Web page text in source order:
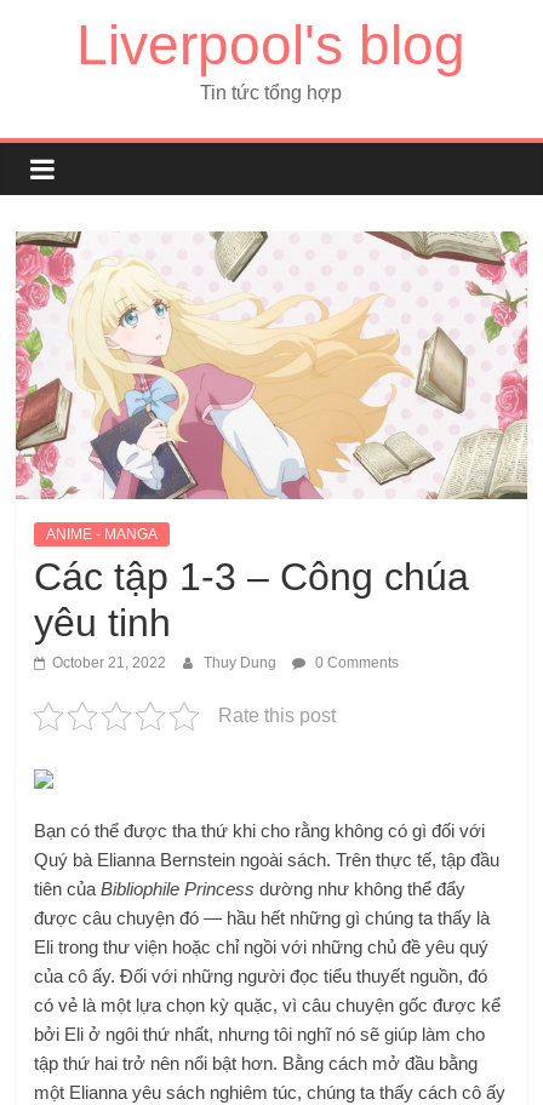
Liverpool's blog
Tin tức tổng hợp
ANIME - MANGA
Các tập 1-3 – Công chúa
yêu tinh
October 21, 2022 Thuy Dung 0 Comments
Rate this post
Bạn có thể được tha thứ khi cho rằng không có gì đối với
Quý bà Elianna Bernstein ngoài sách. Trên thực tế, tập đầu
tiên củaBibliophile Princess dường như không thể đẩy
được câu chuyện đó — hầu hết những gì chúng ta thấy là
Eli trong thư viện hoặc chỉ ngồi với những chủ đề yêu quý
của cô ấy. Đối với những người đọc tiểu thuyết nguồn, đó
có vẻ là một lựa chọn kỳ quặc, vì câu chuyện gốc được kể
bởi Eli ở ngôi thứ nhất, nhưng tôi nghĩ nó sẽ giúp làm cho
tập thứ hai trở nên nổi bật hơn. Bằng cách mở đầu bằng
một Elianna yêu sách nghiêm túc, chúng ta thấy cách cô ấy